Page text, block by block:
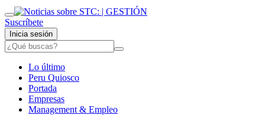
Suscríbete
Inicia sesión
Lo último
Peru Quiosco
Portada
Empresas
Management & Empleo